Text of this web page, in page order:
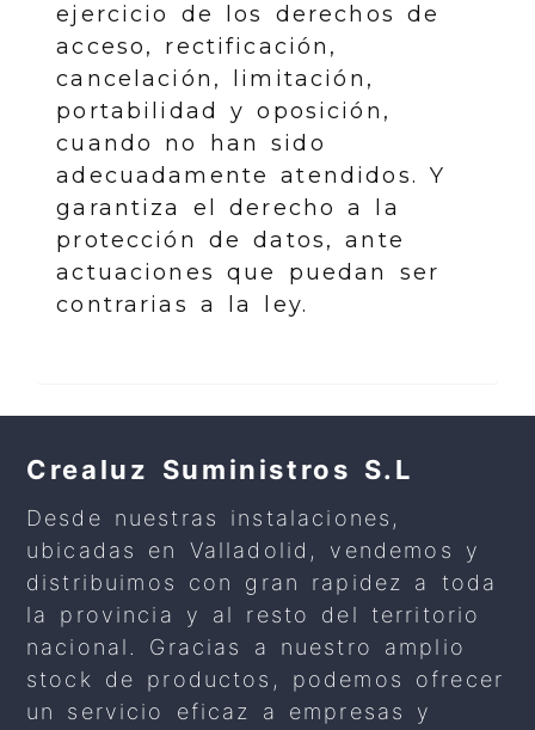
ejercicio de los derechos de
acceso, rectificación,
cancelación, limitación,
portabilidad y oposición,
cuando no han sido
adecuadamente atendidos. Y
garantiza el derecho a la
protección de datos, ante
actuaciones que puedan ser
contrarias a la ley.
Crealuz Suministros S.L
Desde nuestras instalaciones,
ubicadas en Valladolid, vendemos y
distribuimos con gran rapidez a toda
la provincia y al resto del territorio
nacional. Gracias a nuestro amplio
stock de productos, podemos ofrecer
un servicio eficaz a empresas y